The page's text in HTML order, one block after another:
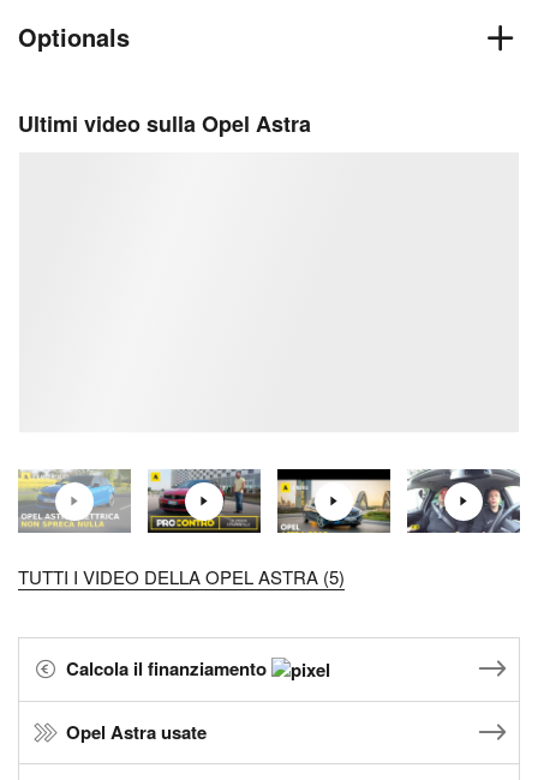
Optionals
Ultimi video sulla Opel Astra
TUTTI I VIDEO DELLA OPEL ASTRA (5)
Calcola il finanziamento
Opel Astra usate